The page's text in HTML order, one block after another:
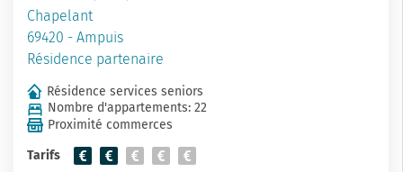
Chapelant
69420 - Ampuis
Résidence partenaire
Résidence services seniors
Nombre d'appartements: 22
Proximité commerces
Tarifs